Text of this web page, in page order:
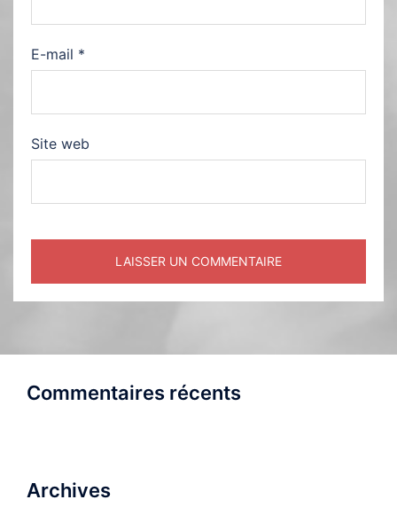
E-mail *
Site web
Commentaires récents
Archives